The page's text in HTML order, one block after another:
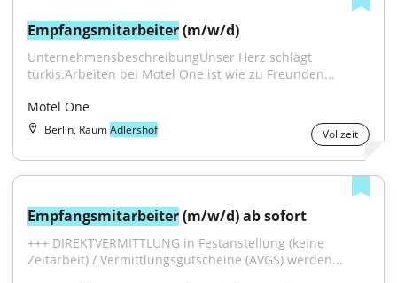
Empfangsmitarbeiter (m/w/d)
UnternehmensbeschreibungUnser Herz schlägt
türkis.Arbeiten bei Motel One ist wie zu Freunden...
Motel One
Berlin, RaumAdlershof Vollzeit
Empfangsmitarbeiter (m/w/d) ab sofort
+++ DIREKTVERMITTLUNG in Festanstellung (keine
Zeitarbeit) / Vermittlungsgutscheine (AVGS) werden...